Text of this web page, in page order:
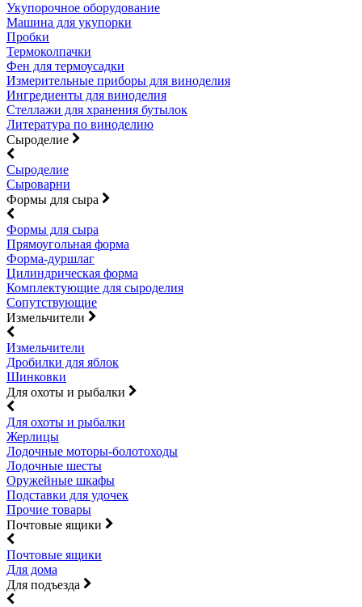
Укупорочное оборудование
Машина для укупорки
Пробки
Термоколпачки
Фен для термоусадки
Измерительные приборы для виноделия
Ингредиенты для виноделия
Стеллажи для хранения бутылок
Литература по виноделию
Сыроделие
Сыроделие
Сыроварни
Формы для сыра
Формы для сыра
Прямоугольная форма
Форма-дуршлаг
Цилиндрическая форма
Комплектующие для сыроделия
Сопутствующие
Измельчители
Измельчители
Дробилки для яблок
Шинковки
Для охоты и рыбалки
Для охоты и рыбалки
Жерлицы
Лодочные моторы-болотоходы
Лодочные шесты
Оружейные шкафы
Подставки для удочек
Прочие товары
Почтовые ящики
Почтовые ящики
Для дома
Для подъезда